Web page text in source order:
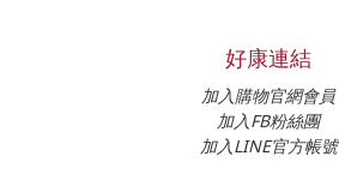
好康連結
加入購物官網會員
加入FB粉絲團
加入LINE官方帳號